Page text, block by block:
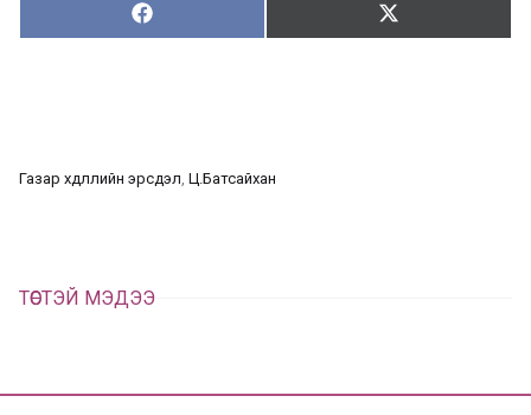
Хуваалцах:
Х
у
х
Түгээх:
Т
ү
Газар хөдлөлийн эрсдэл Ц.Батсайхан
ТӨСТЭЙ МЭДЭЭ